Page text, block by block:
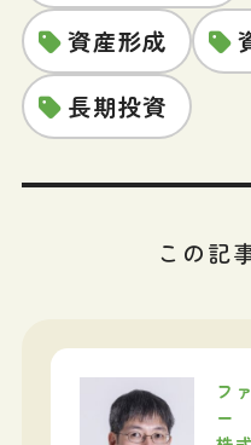
資産形成
長期投資
この記
フ
ー